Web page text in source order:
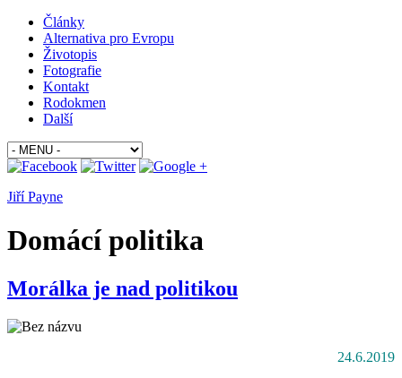
Články
Alternativa pro Evropu
Životopis
Fotografie
Kontakt
Rodokmen
Další
Jiří Payne
Domácí politika
Morálka je nad politikou
24.6.2019